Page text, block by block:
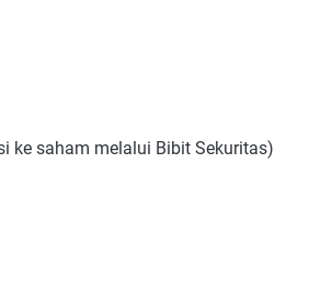
ke saham melalui Bibit Sekuritas)